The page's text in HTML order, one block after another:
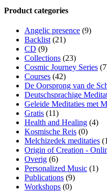
Product categories
Angelic presence (9)
Backlist (21)
CD (9)
Collections (23)
Cosmic Journey Series
Courses (42)
De Oorsprong van de
Deutschsprachige
Geleide Meditaties met
Gratis (11)
Health and Healing (4)
Kosmische Reis (0)
Melchizedek meditaties
Origin of Creation -
Overig (6)
Personalized Music (1)
Publications (9)
Workshops (0)